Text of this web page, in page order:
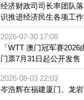
经济财政司司长率团队
识推进经济民生各项工作
2026-07-30 17:08
「WTT 澳门冠军赛2026
门票7月31日起公开发售
2026-08-03 22:03
岑浩辉在福建厦门、龙